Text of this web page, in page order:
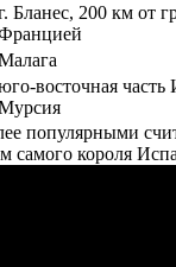
Бланес, 200 км от
восточная часть
популярными
самого короля